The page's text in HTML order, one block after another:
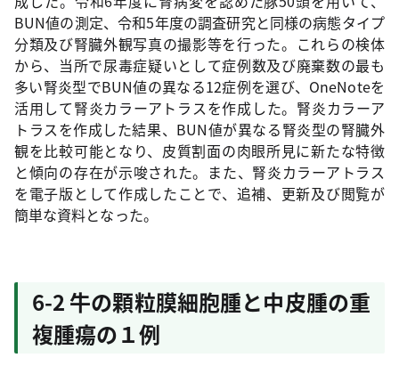
BUN値の測定、令和5年度の調査研究と同様の病態タイプ
分類及び腎臓外観写真の撮影等を行った。これらの検体
から、当所で尿毒症疑いとして症例数及び廃棄数の最も
多い腎炎型でBUN値の異なる12症例を選び、OneNoteを
活用して腎炎カラーアトラスを作成した。腎炎カラーア
トラスを作成した結果、BUN値が異なる腎炎型の腎臓外
観を比較可能となり、皮質割面の肉眼所見に新たな特徴
と傾向の存在が示唆された。また、腎炎カラーアトラス
を電子版として作成したことで、追補、更新及び閲覧が
簡単な資料となった。
6-2 牛の顆粒膜細胞腫と中皮腫の重
複腫瘍の１例